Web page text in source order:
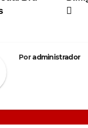
Poradministrador